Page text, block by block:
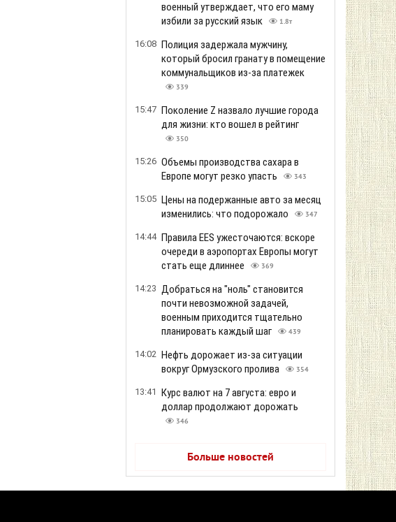
военный утверждает, что его маму
избили за русский язык
1.8т
16:08 Полиция задержала мужчину,
который бросил гранату в помещение
коммунальщиков из-за платежек
339
15:47 Поколение Z назвало лучшие города
для жизни: кто вошел в рейтинг
350
15:26 Объемы производства сахара в
Европе могут резко упасть
343
15:05 Цены на подержанные авто за месяц
изменились: что подорожало
347
14:44 Правила EES ужесточаются: вскоре
очереди в аэропортах Европы могут
стать еще длиннее
369
14:23 Добраться на "ноль" становится
почти невозможной задачей,
военным приходится тщательно
планировать каждый шаг
439
14:02 Нефть дорожает из-за ситуации
вокруг Ормузского пролива
354
13:41 Курс валют на 7 августа: евро и
доллар продолжают дорожать
346
Больше новостей